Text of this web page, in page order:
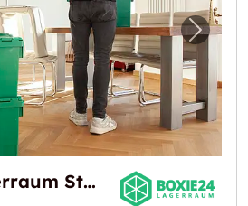
für "BOXIE24 Lagerraum
BOXIE24 Lagerraum Stuttgart | Self Storage